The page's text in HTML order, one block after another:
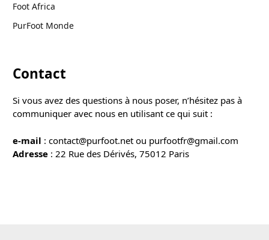
Foot Africa
PurFoot Monde
Contact
Si vous avez des questions à nous poser, n’hésitez pas à
communiquer avec nous en utilisant ce qui suit :
e-mail : contact@purfoot.net ou purfootfr@gmail.com
Adresse : 22 Rue des Dérivés, 75012 Paris